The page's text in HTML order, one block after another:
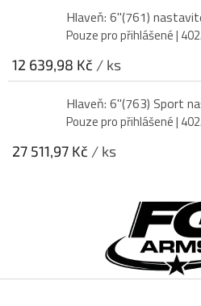
Hlaveň: 6"(761)
Pouze pro přihlášené|
12 639,98 Kč / ks
Hlaveň: 6"(763) Sport
Pouze pro přihlášené|
27 511,97 Kč / ks
t